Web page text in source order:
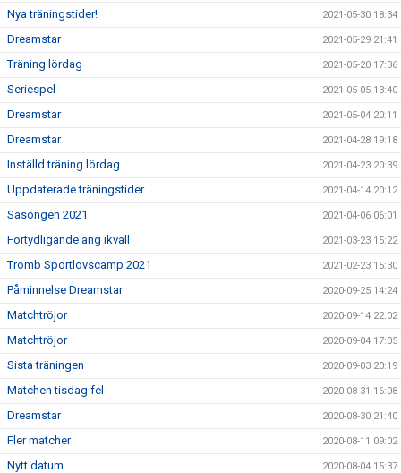
Nya träningstider! 2021-05-30 18:34
Dreamstar 2021-05-29 21:41
Träning lördag 2021-05-20 17:36
Seriespel 2021-05-05 13:40
Dreamstar 2021-05-04 20:11
Dreamstar 2021-04-28 19:18
Inställd träning lördag 2021-04-23 20:39
Uppdaterade träningstider 2021-04-14 20:12
Säsongen 2021 2021-04-06 06:01
Förtydligande ang ikväll 2021-03-23 15:22
Tromb Sportlovscamp 2021 2021-02-23 15:30
Påminnelse Dreamstar 2020-09-25 14:24
Matchtröjor 2020-09-14 22:02
Matchtröjor 2020-09-04 17:05
Sista träningen 2020-09-03 20:19
Matchen tisdag fel 2020-08-31 16:08
Dreamstar 2020-08-30 21:40
Fler matcher 2020-08-11 09:02
Nytt datum 2020-08-04 15:37